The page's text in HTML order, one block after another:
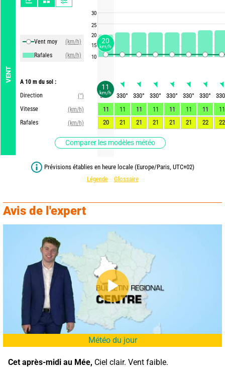
VENT
Vent moy
(km/h)
Rafales
(km/h)
A 10 m du sol :
Direction
(°)
Vitesse
(km/h)
Rafales
(km/h)
Comparer les modèles météo
30
25
20
15
10
325° 330° 330° 330° 330° 330° 330°
330
11
11 11 11 11 11 11
11
20
21 21 21 21 21 22 22
Prévisions établies en heure locale (Europe/Paris, UTC+02)
Légende
Glossaire
Avis de l'expert
Météo du jour
Cet après-midi au Mée, Ciel clair. Vent faible.
11
km/h
20
km/h